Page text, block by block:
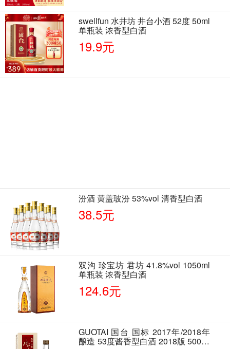
swellfun 水井坊 井台小酒 52度 50ml
单瓶装 浓香型白酒
19.9元
汾酒 黄盖玻汾 53%vol 清香型白酒
38.5元
双沟 珍宝坊 君坊 41.8%vol 1050ml
单瓶装 浓香型白酒
124.6元
GUOTAI 国台 国标 2017年/2018年
酿造 53度酱香型白酒 2018版 500ml